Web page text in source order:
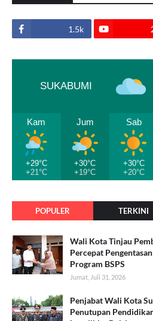
1.5k
SUKABUMI
Kam
+29°C
+21°C
Jum
+30°C
+19°C
Sab
+30°C
+20°C
POPULER TERKINI
Wali Kota Tinjau
Percepat
Program BSPS
Jumat, Juli 31, 2026
Penjabat Wali Kota
Penutupan